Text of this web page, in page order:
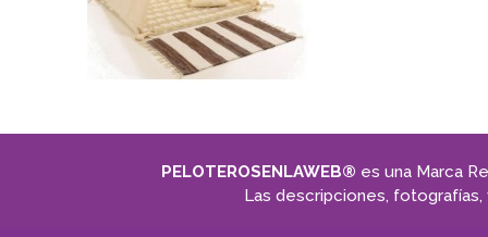
PELOTEROSENLAWEB® es una Marca
Las descripciones,